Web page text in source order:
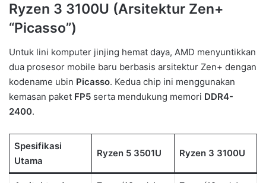
Ryzen 3 3100U (Arsitektur Zen+
“Picasso”)
Untuk lini komputer jinjing hemat daya, AMD menyuntikkan
dua prosesor mobile baru berbasis arsitektur Zen+ dengan
kodename ubin Picasso. Kedua chip ini menggunakan
kemasan paket FP5 serta mendukung memori DDR4-
2400.
Spesifikasi
Utama
Ryzen 5 3501U Ryzen 3 3100U